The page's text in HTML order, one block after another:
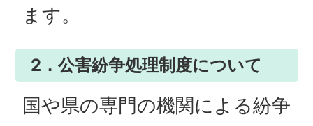
ます。
2．公害紛争処理制度について
国や県の専門の機関による紛争